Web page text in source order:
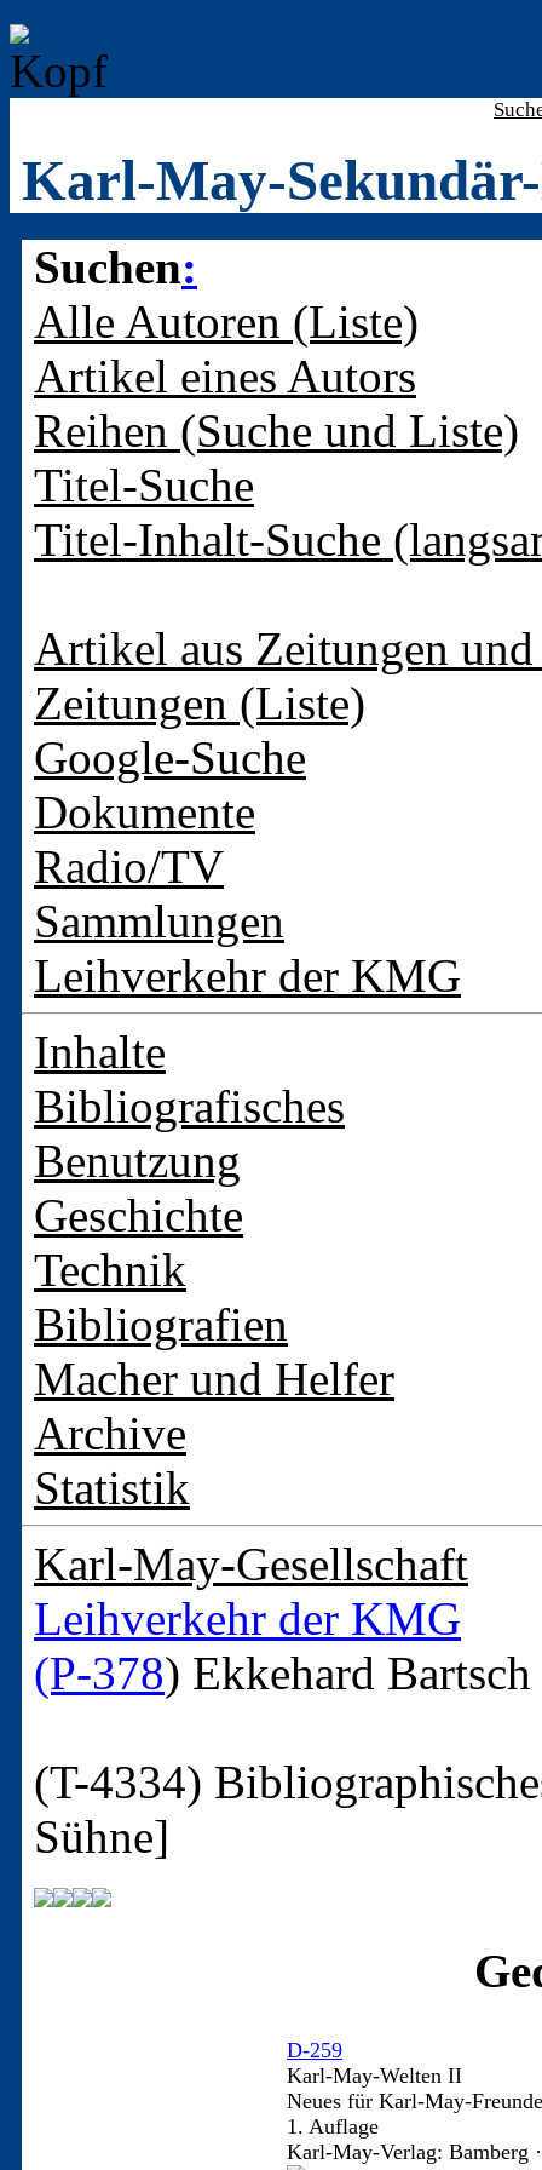
Karl-May-
Suchen:
Alle Autoren (Liste)
Artikel eines Autors
Reihen (Suche und Liste)
Titel-Suche
Titel-Inhalt-Suche
Artikel aus Zeitungen
Zeitungen (Liste)
Google-Suche
Dokumente
Radio/TV
Sammlungen
Leihverkehr der KMG
Inhalte
Bibliografisches
Benutzung
Geschichte
Technik
Bibliografien
Macher und Helfer
Archive
Statistik
Karl-May-Gesellschaft
Leihverkehr der KMG
(P-378) Ekkehard Bartsch
(T-4334)
Sühne]
D-259
Karl-May-Welten II
Neues für Karl-May-Freunde
1. Auflage
Karl-May-Verlag: Bamberg